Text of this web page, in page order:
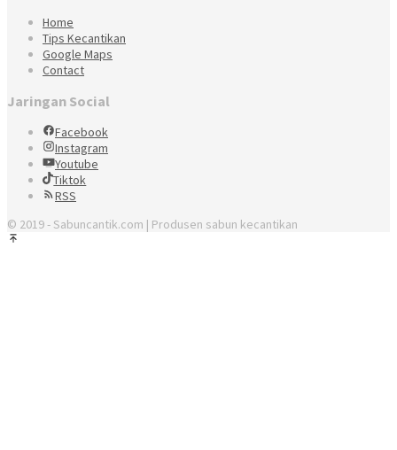
Home
Tips Kecantikan
Google Maps
Contact
Jaringan Social
Facebook
Instagram
Youtube
Tiktok
RSS
© 2019 - Sabuncantik.com | Produsen sabun kecantikan